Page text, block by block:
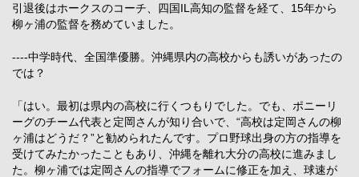
引退後はホークスのコーチ、四国IL高知の監督を経て、15年から
柳ヶ浦の監督を務めていました。
----中学時代、全国準優勝。沖縄県内の高校からも誘いがあったの
では？
「はい。最初は県内の高校に行くつもりでした。でも、ポニーリ
ーグのチーム代表と定岡さんが知り合いで、“高校は定岡さんの柳
ヶ浦はどうだ？”と勧められたんです。プロ野球出身の方の指導を
受けてみたかったこともあり、沖縄を離れ大分の高校に進みまし
た。柳ヶ浦では定岡さんの指導でフォームに修正を加え、球速が